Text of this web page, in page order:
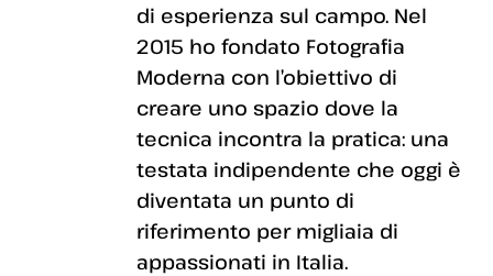
di esperienza sul campo. Nel
2015 ho fondato Fotografia
Moderna con l’obiettivo di
creare uno spazio dove la
tecnica incontra la pratica: una
testata indipendente che oggi è
diventata un punto di
riferimento per migliaia di
appassionati in Italia.